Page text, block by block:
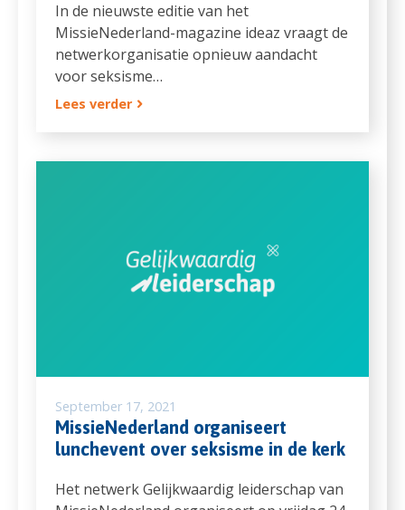
In de nieuwste editie van het
MissieNederland-magazine ideaz vraagt de
netwerkorganisatie opnieuw aandacht
voor seksisme…
Lees verder
September 17, 2021
MissieNederland organiseert
lunchevent over seksisme in de kerk
Het netwerk Gelijkwaardig leiderschap van